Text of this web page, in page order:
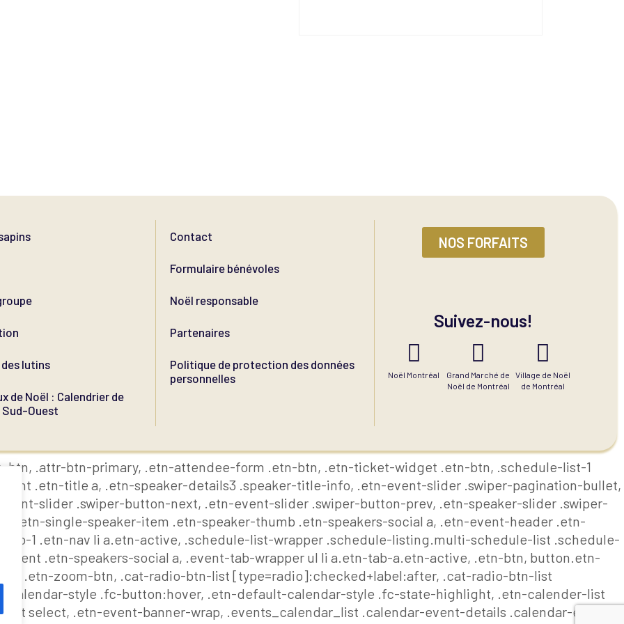
lutins
de Noël : Calendrier de
Sud-Ouest
Contact
Formulaire bénévoles
Noël responsable
Partenaires
Politique de protection des données
personnelles
NOS FORFAITS
Suivez-nous!
Noël Montréal
Grand Marché de
Noël de Montréal
Village de Noël
de Montréal
.attr-btn-primary, .etn-attendee-form .etn-btn, .etn-ticket-widget .etn-btn, .schedule-list-1
.etn-title a, .etn-speaker-details3 .speaker-title-info, .etn-event-slider .swiper-pagination-bullet,
slider .swiper-button-next, .etn-event-slider .swiper-button-prev, .etn-speaker-slider .swiper-
.etn-single-speaker-item .etn-speaker-thumb .etn-speakers-social a, .etn-event-header .etn-
1 .etn-nav li a.etn-active, .schedule-list-wrapper .schedule-listing.multi-schedule-list .schedule-
.etn-speakers-social a, .event-tab-wrapper ul li a.etn-tab-a.etn-active, .etn-btn, button.etn-
.etn-zoom-btn, .cat-radio-btn-list [type=radio]:checked+label:after, .cat-radio-btn-list
style .fc-button:hover, .etn-default-calendar-style .fc-state-highlight, .etn-calender-list
select, .etn-event-banner-wrap, .events_calendar_list .calendar-event-details .calendar-event-